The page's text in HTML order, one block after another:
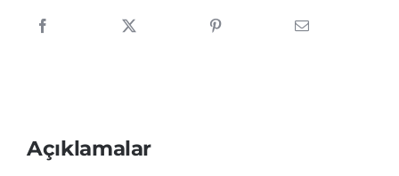
Açıklamalar